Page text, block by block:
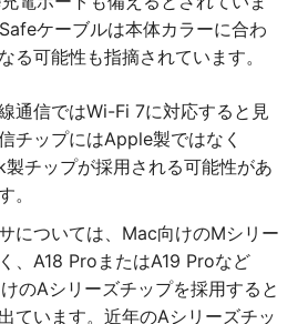
ケーブルは本体カラーに合わ
る可能性も指摘されています。
通信ではWi-Fi 7に対応すると見
チップにはApple製ではなく
製チップが採用される可能性があ
。
については、Mac向けのMシリー
、A18 ProまたはA19 Proなど
のAシリーズチップを採用すると
ています。近年のAシリーズチッ